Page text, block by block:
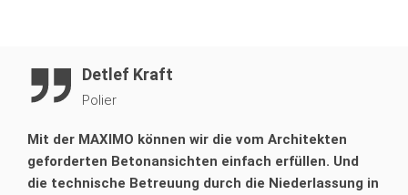
Detlef Kraft
Polier
Mit der MAXIMO können wir die vom Architekten
geforderten Betonansichten einfach erfüllen. Und
die technische Betreuung durch die Niederlassung in